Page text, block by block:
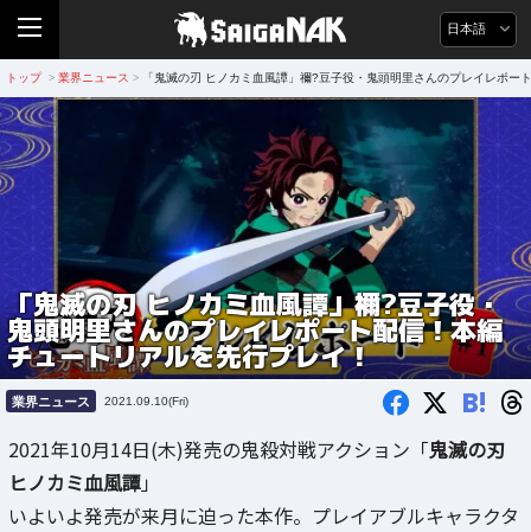
日本語
トップ > 業界ニュース > 「鬼滅の刃 ヒノカミ血風譚」禰?豆子役・鬼頭明里さんのプレイレポー
「鬼滅の刃 ヒノカミ血風譚」禰?豆子役・
鬼頭明里さんのプレイレポート配信！本編
チュートリアルを先行プレイ！
業界ニュース 2021.09.10(Fri) B!
2021年10月14日(木)発売の鬼殺対戦アクション「鬼滅の刃
ヒノカミ血風譚」
いよいよ発売が来月に迫った本作。プレイアブルキャラクタ